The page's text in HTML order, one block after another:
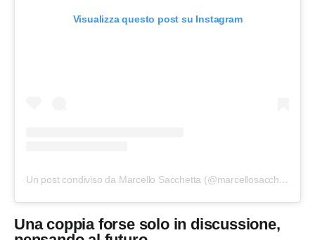
Visualizza questo post su Instagram
Un post condiviso da Marcello Sacchetta (@marcellosacchetta)
Una coppia forse solo in discussione,